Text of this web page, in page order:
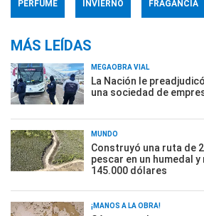
PERFUME INVIERNO FRAGANCIA
MÁS LEÍDAS
MEGAOBRA VIAL
La Nación le
una sociedad de
MUNDO
Construyó una ruta de
pescar en un humedal
145.000 dólares
¡MANOS A LA OBRA!